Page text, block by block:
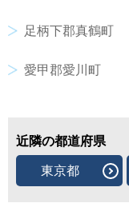
足柄下郡真鶴町
愛甲郡愛川町
近隣の都道府県
東京都